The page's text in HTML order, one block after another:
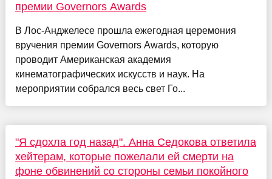
премии Governors Awards
В Лос-Анджелесе прошла ежегодная церемония
вручения премии Governors Awards, которую
проводит Американская академия
кинематографических искусств и наук. На
мероприятии собрался весь свет Го...
"Я сдохла год назад". Анна Седокова ответила
хейтерам, которые пожелали ей смерти на
фоне обвинений со стороны семьи покойного